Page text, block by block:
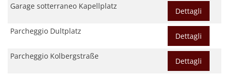
Garage sotterraneo Kapellplatz
Dettagli
Parcheggio Dultplatz
Dettagli
Parcheggio Kolbergstraße
Dettagli